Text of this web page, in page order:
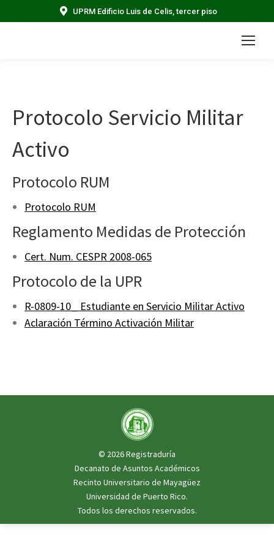
UPRM Edificio Luis de Celis, tercer piso
Protocolo Servicio Militar
Activo
Protocolo RUM
Protocolo RUM
Reglamento Medidas de Protección
Cert. Num. CESPR 2008-065
Protocolo de la UPR
R-0809-10_ Estudiante en Servicio Militar Activo
Aclaración Término Activación Militar
© 2026 Registraduría
Decanato de Asuntos Académicos
Recinto Universitario de Mayagüez
Universidad de Puerto Rico.
Todos los derechos reservados.